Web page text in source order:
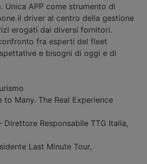
Unica APP come strumento di
il driver al centro della gestione
erogati dai diversi fornitori.
fra esperti del fleet
e bisogni di oggi e di
to Many. The Real Experience
Direttore Responsabile TTG Italia,
Last Minute Tour,